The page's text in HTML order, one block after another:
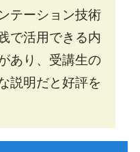
テーション技術
で活用できる内
あり、受講生の
説明だと好評を